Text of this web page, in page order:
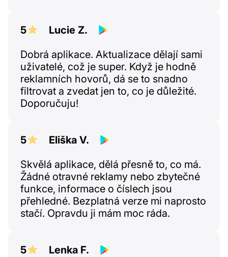
5
Lucie Z.
Dobrá aplikace. Aktualizace dělají sami
uživatelé, což je super. Když je hodně
reklamních hovorů, dá se to snadno
filtrovat a zvedat jen to, co je důležité.
Doporučuju!
5
Eliška V.
Skvělá aplikace, dělá přesně to, co má.
Žádné otravné reklamy nebo zbytečné
funkce, informace o číslech jsou
přehledné. Bezplatná verze mi naprosto
stačí. Opravdu ji mám moc ráda.
5
Lenka F.